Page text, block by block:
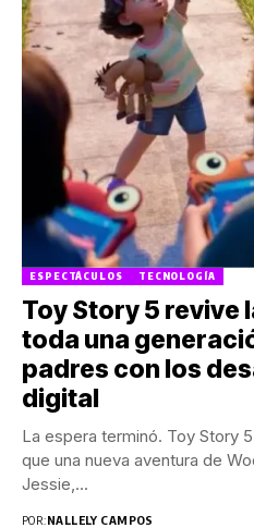
ESPECTÁCULOS TECNOLOGÍA
Toy Story 5 revive
toda una
padres con los
digital
La espera terminó. Toy Story
que una nueva aventura de
Jessie,...
POR:NALLELY CAMPOS